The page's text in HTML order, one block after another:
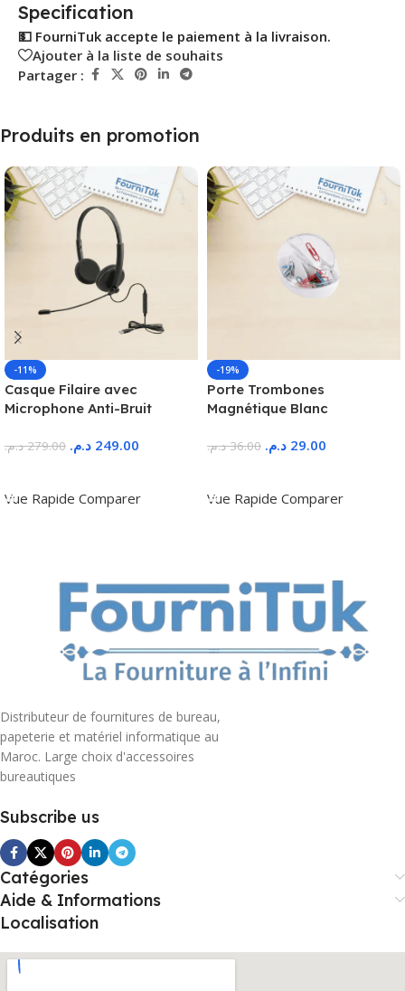
Specification
💵 FourniTuk accepte le paiement à la livraison.
Ajouter à la liste de souhaits
Partager :
Produits en promotion
-11%
Casque Filaire avec
Microphone Anti-Bruit
279.00 د.م. 249.00 د.م.
Vue Rapide Comparer
-19%
Porte Trombones
Magnétique Blanc
36.00 د.م. 29.00 د.م.
Vue Rapide Comparer
Distributeur de fournitures de bureau,
papeterie et matériel informatique au
Maroc. Large choix d'accessoires
bureautiques
Subscribe us
Catégories
Aide & Informations
Localisation